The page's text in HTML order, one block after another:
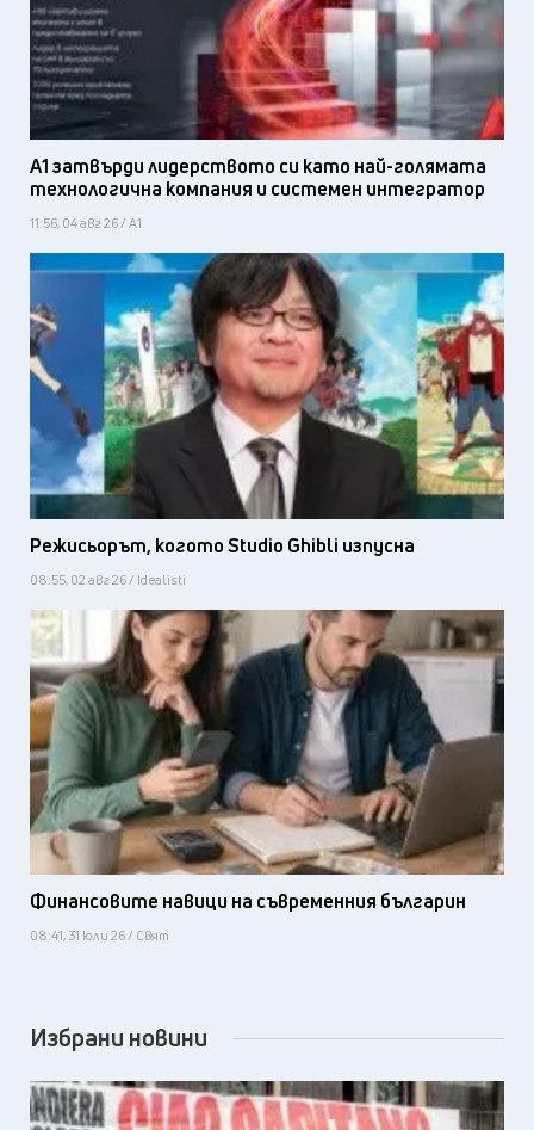
А1 затвърди лидерството си като най-голямата
технологична компания и системен интегратор
11:56, 04 авг 26 / А1
Режисьорът, когото Studio Ghibli изпусна
08:55, 02 авг 26 / Idealisti
Финансовите навици на съвременния българин
08:41, 31 юли 26 / Свят
Избрани новини